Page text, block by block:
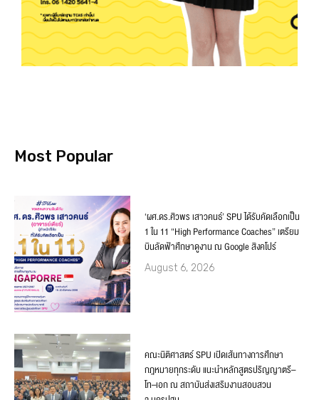
Most Popular
‘ผศ.ดร.ศิวพร เสาวคนธ์’ SPU ได้รับคัดเลือกเป็น
1 ใน 11 “High Performance Coaches” เตรียม
บินลัดฟ้าศึกษาดูงาน ณ Google สิงคโปร์
August 6, 2026
คณะนิติศาสตร์ SPU เปิดเส้นทางการศึกษา
กฎหมายทุกระดับ แนะนำหลักสูตรปริญญาตรี–
โท–เอก ณ สถาบันส่งเสริมงานสอบสวน